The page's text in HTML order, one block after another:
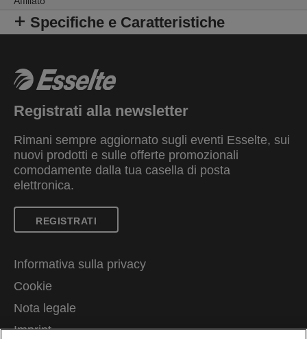
Specifiche e Caratteristiche
Registrati alla newsletter
Rimani sempre aggiornato sugli eventi Esselte, sui
nuovi prodotti e sulle offerte promozionali
comodamente dalla tua casella di posta
elettronica.
REGISTRATI
Informativa sulla privacy
Cookie
Nota legale
Imprint